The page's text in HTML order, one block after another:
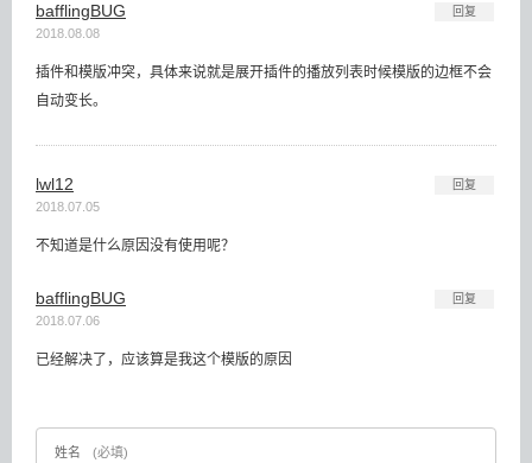
bafflingBUG
2018.08.08
插件和模版冲突，具体来说就是展开插件的播放列表时候模版的边框不会
自动变长。
回复
lwl12
2018.07.05
不知道是什么原因没有使用呢？
回复
bafflingBUG
2018.07.06
已经解决了，应该算是我这个模版的原因
回复
姓名 (必填)